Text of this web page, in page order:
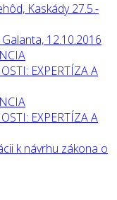
Kaskády 27.5.-
12.10.2016
EXPERTÍZA A
EXPERTÍZA A
k návrhu zákona o